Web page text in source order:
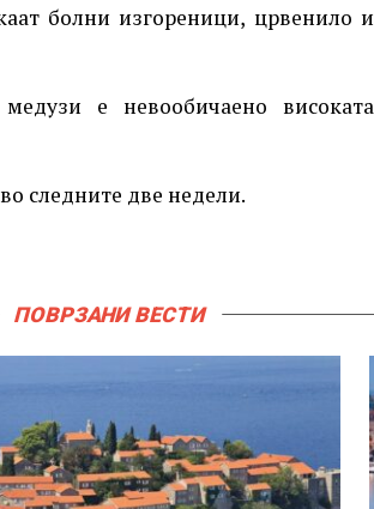
болни изгореници, црвенило и
е невообичаено високата
следните две недели.
ПОВРЗАНИ ВЕСТИ